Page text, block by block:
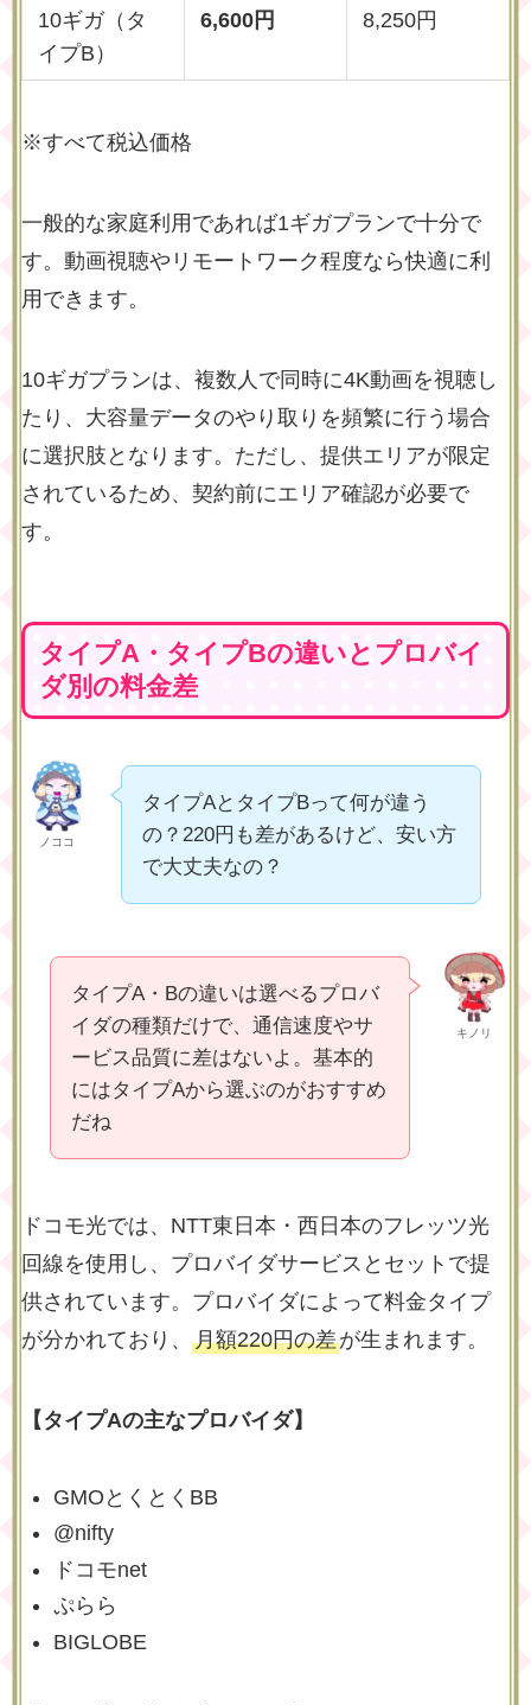
10ギガ（タ
イプB）
6,600円 8,250円
※すべて税込価格
一般的な家庭利用であれば1ギガプランで十分で
す。動画視聴やリモートワーク程度なら快適に利
用できます。
10ギガプランは、複数人で同時に4K動画を視聴し
たり、大容量データのやり取りを頻繁に行う場合
に選択肢となります。ただし、提供エリアが限定
されているため、契約前にエリア確認が必要で
す。
タイプA・タイプBの違いとプロバイ
ダ別の料金差
ノココ
タイプAとタイプBって何が違う
の？220円も差があるけど、安い方
で大丈夫なの？
キノリ
タイプA・Bの違いは選べるプロバ
イダの種類だけで、通信速度やサ
ービス品質に差はないよ。基本的
にはタイプAから選ぶのがおすすめ
だね
ドコモ光では、NTT東日本・西日本のフレッツ光
回線を使用し、プロバイダサービスとセットで提
供されています。プロバイダによって料金タイプ
が分かれており、 月額220円の差が生まれます。
【タイプAの主なプロバイダ】
GMOとくとくBB
@nifty
ドコモnet
ぷらら
BIGLOBE